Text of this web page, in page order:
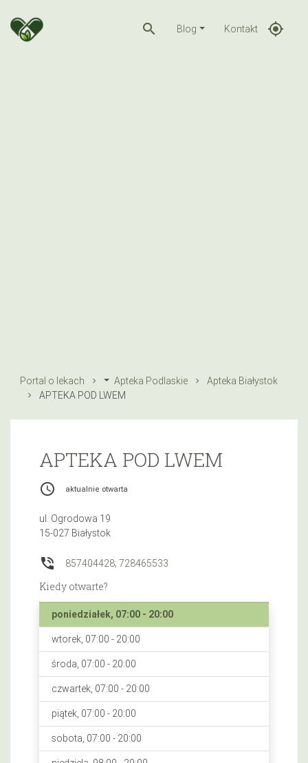
search Blog Kontakt gps_fixed
Portal o lekach Apteka Podlaskie
Apteka Białystok
APTEKA POD LWEM
APTEKA POD LWEM
access_time aktualnie otwarta
ul. Ogrodowa 19
15-027 Białystok
phone_in_talk 857404428; 728465533
Kiedy otwarte?
poniedziałek, 07:00 - 20:00
wtorek, 07:00 - 20:00
środa, 07:00 - 20:00
czwartek, 07:00 - 20:00
piątek, 07:00 - 20:00
sobota, 07:00 - 20:00